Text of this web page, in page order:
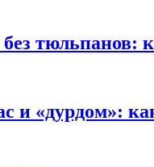
без тюльпанов:
и «дурдом»: